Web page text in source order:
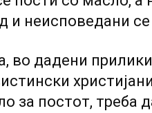
и неисповедани
во дадени
за постот, треба